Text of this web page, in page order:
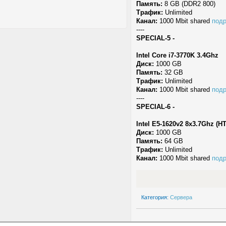
Память: 8 GB (DDR2 800)
Трафик: Unlimited
Канал: 1000 Mbit shared
----
SPECIAL-5 -
Intel Core i7-3770K 3.4Ghz
Диск: 1000 GB
Память: 32 GB
Трафик: Unlimited
Канал: 1000 Mbit shared
----
SPECIAL-6 -
Intel E5-1620v2 8x3.7Ghz
Диск: 1000 GB
Память: 64 GB
Трафик: Unlimited
Канал: 1000 Mbit shared
Категория: Сервера